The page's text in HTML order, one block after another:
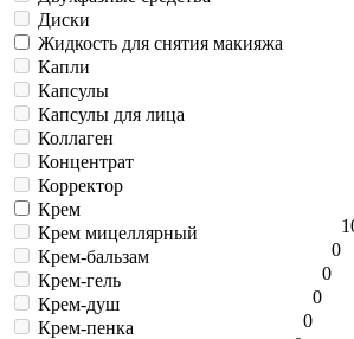
Диски
Жидкость для снятия макияжа
Капли
Капсулы
Капсулы для лица
Коллаген
Концентрат
Корректор
Крем
Крем мицеллярный
0
Крем-бальзам
0
Крем-гель
0
Крем-душ
0
Крем-пенка